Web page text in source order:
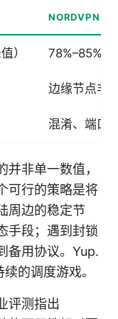
NORDVPN
） 78%–85% /
边缘节点丰
混淆、端口
非单一数值，
可行的策略是将
周边的稳定节
手段；遇到封锁
备用协议。Yup.
的调度游戏。
评测指出